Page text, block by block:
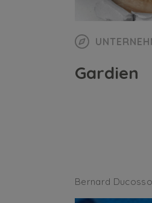
Gardien
Bernard